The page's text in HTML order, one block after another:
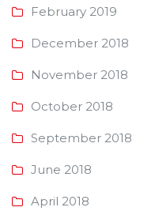
February 2019
December 2018
November 2018
October 2018
September 2018
June 2018
April 2018